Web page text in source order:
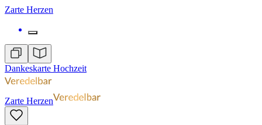
Zarte Herzen
Dankeskarte Hochzeit
Zarte Herzen